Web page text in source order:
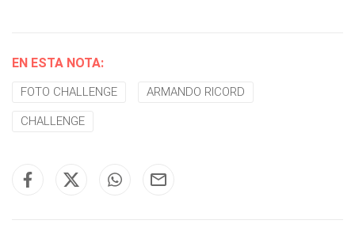
EN ESTA NOTA:
FOTO CHALLENGE ARMANDO RICORD
CHALLENGE